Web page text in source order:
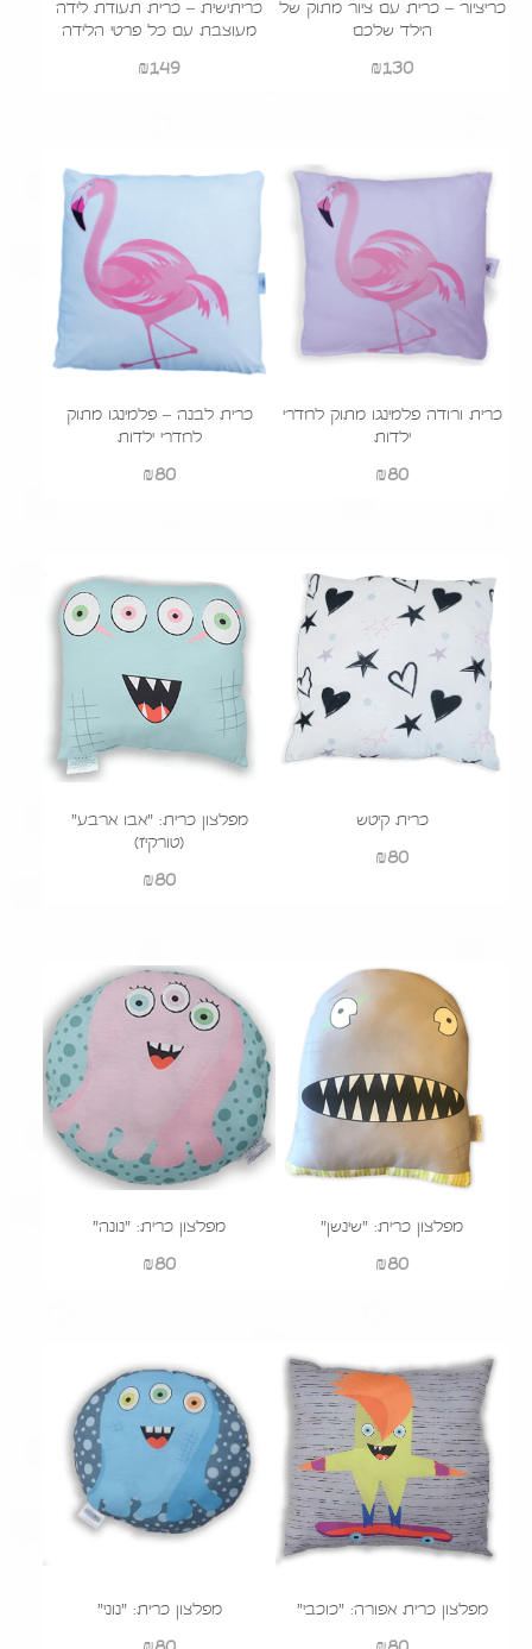
כריציור – כרית עם ציור מתוק של
הילד שלכם
₪130
כריתישית – כרית תעודת לידה
מעוצבת עם כל פרטי הלידה
₪149
כרית ורודה פלמינגו מתוק לחדרי
ילדות
₪80
כרית לבנה – פלמינגו מתוק
לחדרי ילדות
₪80
כרית קיטש
₪80
מפלצון כרית: "אבו ארבע"
(טורקיז)
₪80
מפלצון כרית: "שינשן"
₪80
מפלצון כרית: "נונה"
₪80
מפלצון כרית אפורה: "כוכבי" מפלצון כרית: "נוני"